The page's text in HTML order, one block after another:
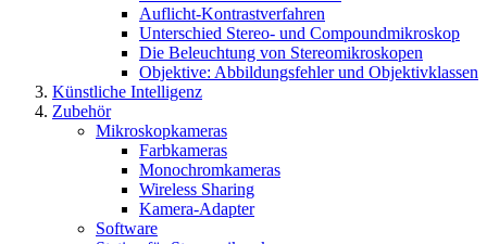
Auflicht-Kontrastverfahren
Unterschied Stereo- und Compoundmikroskop
Die Beleuchtung von Stereomikroskopen
Objektive: Abbildungsfehler und Objektivklassen
Künstliche Intelligenz
Zubehör
Mikroskopkameras
Farbkameras
Monochromkameras
Wireless Sharing
Kamera-Adapter
Software